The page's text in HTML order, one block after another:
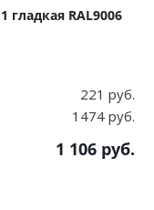
гладкая RAL9006
221 руб.
1474 руб.
1 106 руб.